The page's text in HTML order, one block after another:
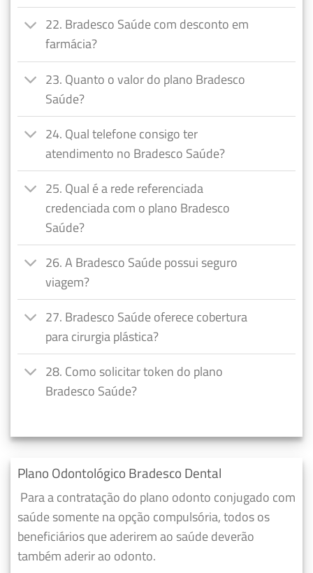
22. Bradesco Saúde com desconto em
farmácia?
23. Quanto o valor do plano Bradesco
Saúde?
24. Qual telefone consigo ter
atendimento no Bradesco Saúde?
25. Qual é a rede referenciada
credenciada com o plano Bradesco
Saúde?
26. A Bradesco Saúde possui seguro
viagem?
27. Bradesco Saúde oferece cobertura
para cirurgia plástica?
28. Como solicitar token do plano
Bradesco Saúde?
Plano Odontológico Bradesco Dental
Para a contratação do plano odonto conjugado com
saúde somente na opção compulsória, todos os
beneficiários que aderirem ao saúde deverão
também aderir ao odonto.